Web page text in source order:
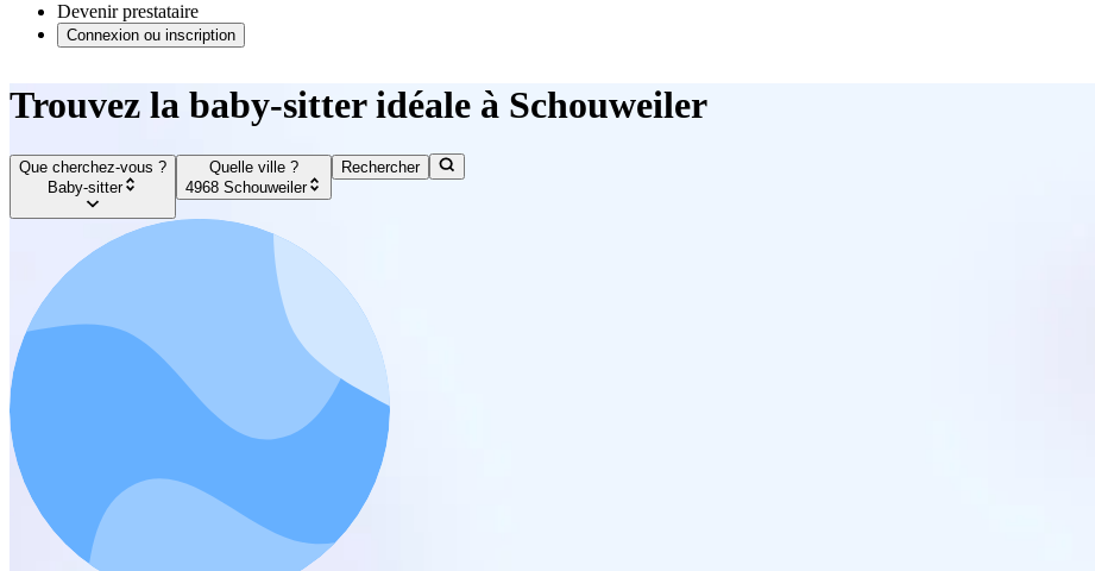
Devenir prestataire
Connexion ou inscription
Trouvez la baby-sitter idéale à Schouweiler
Que cherchez-vous ?
Baby-sitter
Quelle ville ?
4968 Schouweiler
Rechercher